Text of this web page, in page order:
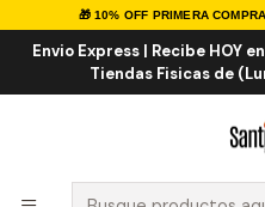
🎁 10% OFF PRIMERA
Envio Express | Recibe HOY
Tiendas Fisicas de
Inicio VAPE
CHILE ·
Vapes